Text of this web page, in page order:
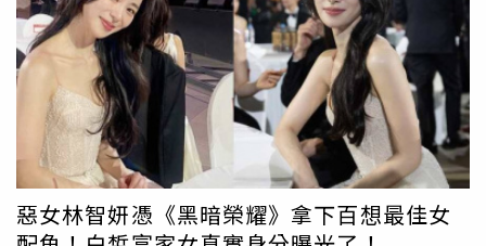
顏組/優惠價5200元 (價值7690元，限30組)。(右下)SOGO
忠孝館資生堂東京櫃安耐曬
金鑽高效防曬露優惠組/優惠價
950元 (價值1900元，每日限50組) （圖／品牌提供）2.忠孝
館8F家電、3C嶄新Reopen 忠孝館8F家電3C區今年業績搶
搶滾，這檔年中慶剛好又重新裝潢Reopen，包擴APPLE、
SAMSUNG都大升級，打造沉浸式3C體驗區。今年可說是3C
家電的更換年，尤其四月地震過後，許多家中電視在地震中
被震壞，四月檔期幾乎一天可以賣10-20台，加上今年奧運
年，許多人想置換大電視在家好好看球賽。另外，歐電今年
會把「金鑽高效防曬露N 4X 」或「柔光乳敏感肌特效防曬
露N」正貨帶回家！只要到屈臣氏西門店消費滿1,000元，
就享獨家超可愛哆啦A夢限量托特袋，還可再享扭蛋機抽獎
乙次，最大獎有機會抽到「金鑽高效防曬露N 4X 」或「柔
光乳敏感肌特效防曬露N」正貨！（圖／品牌提供、黃筱婷
攝）有獨家超可愛哆啦A夢打卡牆，可以讓你拍照上傳IG！
變身最夢幻的打卡景點！只要打卡地標「
安耐曬x哆啦A夢聯
名快閃店」，就送金鑽露&敏感肌防曬試用包各1（圖／品
牌提供）
惡女林智妍憑《黑暗榮耀》拿下百想最佳女